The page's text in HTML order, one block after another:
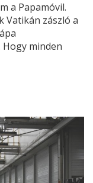
a Papamóvil.
Vatikán zászló a
minden